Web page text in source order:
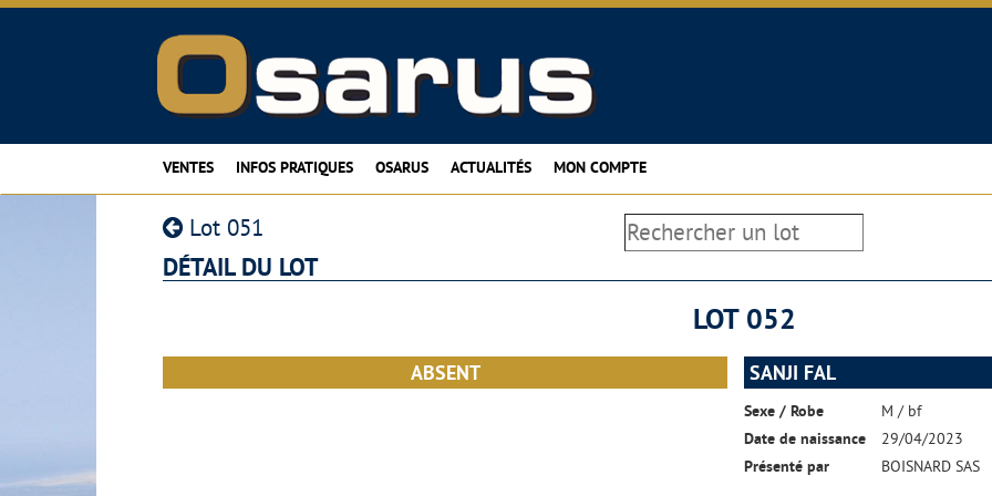
VENTES INFOS PRATIQUES OSARUS ACTUALITÉS MON COMPTE
Lot 051
DÉTAIL DU LOT
LOT 052
ABSENT SANJI FAL
Sexe / Robe
M / bf
Date de naissance
29/04/2023
Présenté par
BOISNARD SAS